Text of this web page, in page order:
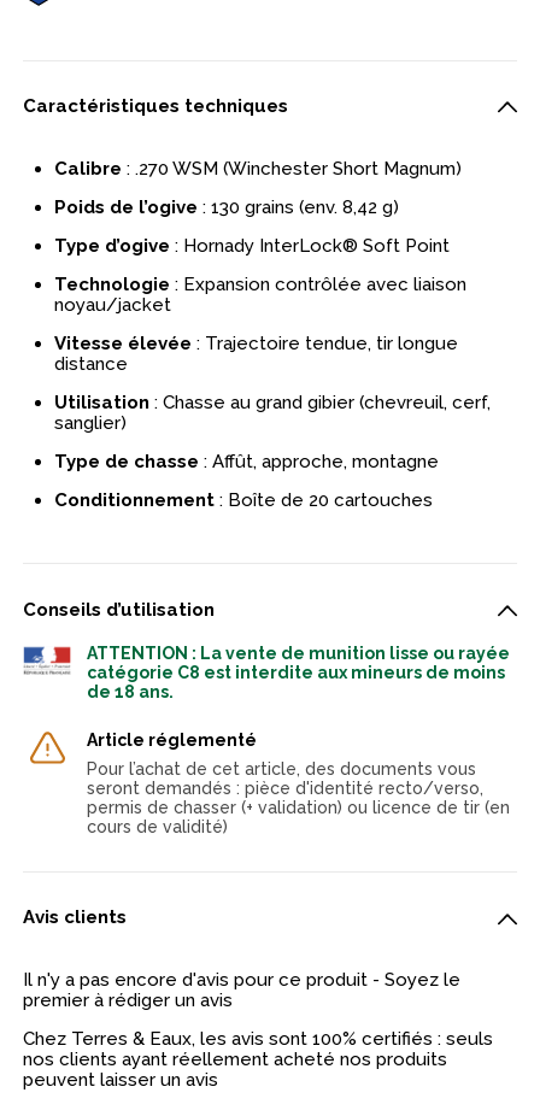
Caractéristiques techniques
Calibre : .270 WSM (Winchester Short Magnum)
Poids de l’ogive : 130 grains (env. 8,42 g)
Type d’ogive : Hornady InterLock® Soft Point
Technologie : Expansion contrôlée avec liaison
noyau/jacket
Vitesse élevée : Trajectoire tendue, tir longue
distance
Utilisation : Chasse au grand gibier (chevreuil, cerf,
sanglier)
Type de chasse : Affût, approche, montagne
Conditionnement : Boîte de 20 cartouches
Conseils d’utilisation
ATTENTION : La vente de munition lisse ou rayée
catégorie C8 est interdite aux mineurs de moins
de 18 ans.
Article réglementé
Pour l’achat de cet article, des documents vous
seront demandés : pièce d'identité recto/verso,
permis de chasser (+ validation) ou licence de tir (en
cours de validité)
Avis clients
Il n'y a pas encore d'avis pour ce produit - Soyez le
premier à rédiger un avis
Chez Terres & Eaux, les avis sont 100% certifiés : seuls
nos clients ayant réellement acheté nos produits
peuvent laisser un avis